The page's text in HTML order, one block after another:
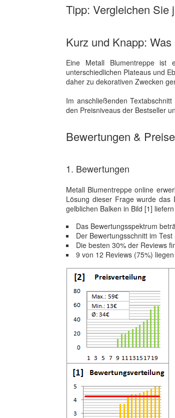
Tipp: Vergleichen Sie
Kurz und Knapp:
Eine Metall Blumentreppe ist
unterschiedlichen Plateaus und
daher zu dekorativen Zwecken
Im anschließenden
den Preisniveaus der Bestseller
Bewertungen &
1. Bewertungen
Metall Blumentreppe online
Lösung dieser Frage wurde
gelblichen Balken in Bild [1]
Das Bewertungsspektrum
Der Bewertungsschnitt im
Die besten 30% der Reviews
9 von 12 Reviews (75%)